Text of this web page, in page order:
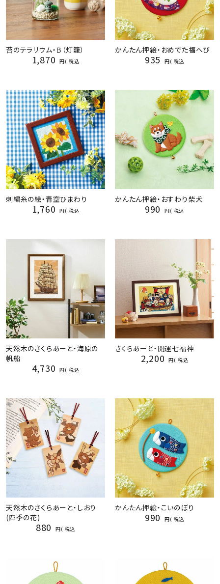
苔のテラリウム・Ｂ（灯籠）
1,870 税込
かんたん押絵・おめでた福へび
935 税込
刺繍糸の絵・青空ひまわり
1,760 税込
かんたん押絵・おすわり柴犬
990 税込
天然木のさくらあーと・海原の
帆船
4,730 税込
さくらあーと・開運七福神
2,200 税込
天然木のさくらあーと・しおり
(四季の花)
880 税込
かんたん押絵・こいのぼり
990 税込